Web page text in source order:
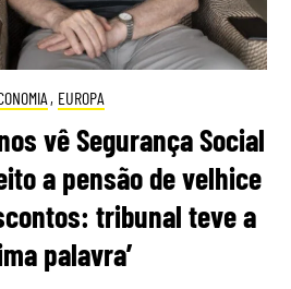
, EUROPA
vê Segurança Social
a pensão de velhice
tribunal teve a
palavra’